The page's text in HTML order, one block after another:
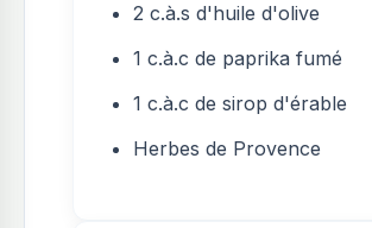
2 c.à.s d'huile d'olive
1 c.à.c de paprika fumé
1 c.à.c de sirop d'érable
Herbes de Provence